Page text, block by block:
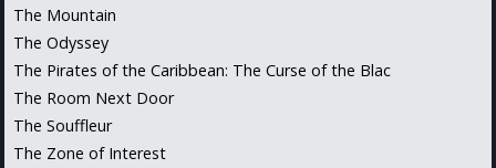
The Mountain
The Odyssey
The Pirates of the Caribbean: The Curse of the Blac
The Room Next Door
The Souffleur
The Zone of Interest